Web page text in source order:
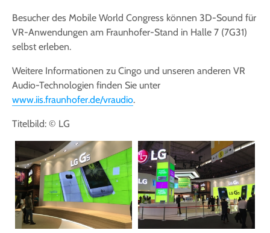
Besucher des Mobile World Congress können 3D-Sound für
VR-Anwendungen am Fraunhofer-Stand in Halle 7 (7G31)
selbst erleben.
Weitere Informationen zu Cingo und unseren anderen VR
Audio-Technologien finden Sie unter
www.iis.fraunhofer.de/vraudio.
Titelbild: © LG